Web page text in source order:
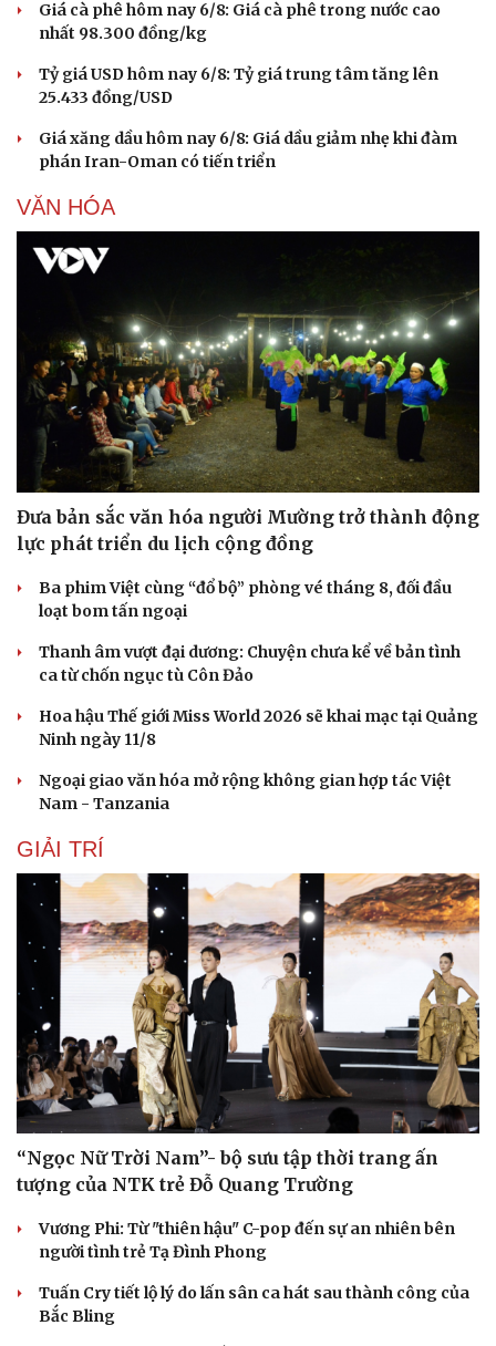
Văn hóa
Sân khấu - Điện ảnh
Văn học
Âm nhạc
Di sản
Giải trí
Nghệ sĩ
Thời trang
Sao Việt
Giá cà phê hôm nay 6/8: Giá cà phê trong nước cao
nhất 98.300 đồng/kg
Tỷ giá USD hôm nay 6/8: Tỷ giá trung tâm tăng lên
25.433 đồng/USD
Giá xăng dầu hôm nay 6/8: Giá dầu giảm nhẹ khi đàm
phán Iran-Oman có tiến triển
VĂN HÓA
Đưa bản sắc văn hóa người Mường trở thành động
lực phát triển du lịch cộng đồng
Ba phim Việt cùng “đổ bộ” phòng vé tháng 8, đối đầu
loạt bom tấn ngoại
Thanh âm vượt đại dương: Chuyện chưa kể về bản tình
ca từ chốn ngục tù Côn Đảo
Hoa hậu Thế giới Miss World 2026 sẽ khai mạc tại Quảng
Ninh ngày 11/8
Ngoại giao văn hóa mở rộng không gian hợp tác Việt
Nam - Tanzania
GIẢI TRÍ
“Ngọc Nữ Trời Nam”- bộ sưu tập thời trang ấn
tượng của NTK trẻ Đỗ Quang Trường
Vương Phi: Từ "thiên hậu" C-pop đến sự an nhiên bên
người tình trẻ Tạ Đình Phong
Tuấn Cry tiết lộ lý do lấn sân ca hát sau thành công của
Bắc Bling